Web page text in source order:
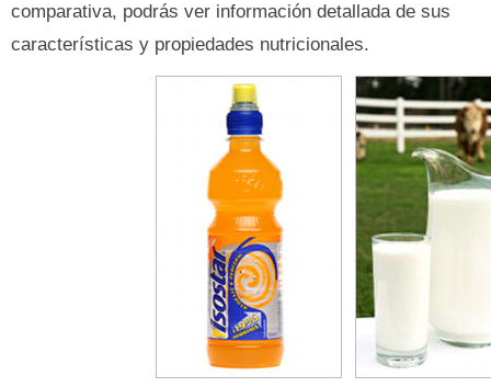
comparativa, podrás ver información detallada de sus
características y propiedades nutricionales.